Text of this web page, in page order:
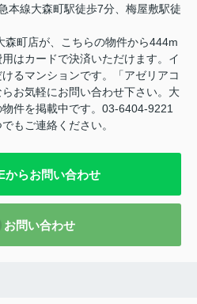
本線大森町駅徒歩7分、梅屋敷駅徒
森町店が、こちらの物件から444m
はカードで決済いただけます。イ
るマンションです。「アゼリアコ
お気軽にお問い合わせ下さい。大
件を掲載中です。03-6404-9221
もご連絡ください。
からお問い合わせ
お問い合わせ